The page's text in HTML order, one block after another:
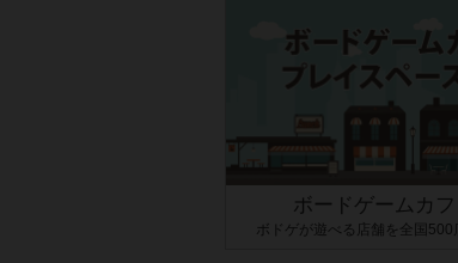
ボードゲームカ
ボドゲが遊べる店舗を全国500